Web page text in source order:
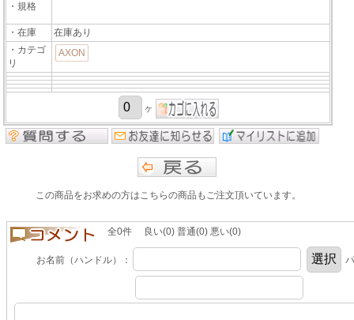
・規格
・在庫
在庫あり
・カテゴ
リ
AXON
ヶ
この商品をお求めの方はこちらの商品もご注文頂いています。
全0件 良い(0) 普通(0) 悪い(0)
お名前（ハンドル）：